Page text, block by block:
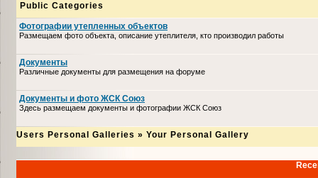
Public Categories
Фотографии утепленных объектов
Размещаем фото объекта, описание утеплителя, кто производил работы
Документы
Различные документы для размещения на форуме
Документы и фото ЖСК Союз
Здесь размещаем документы и фотографии ЖСК Союз
Users Personal Galleries » Your Personal Gallery